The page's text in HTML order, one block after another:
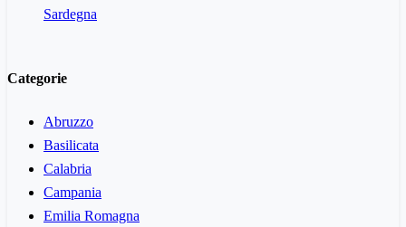
Sardegna
Categorie
Abruzzo
Basilicata
Calabria
Campania
Emilia Romagna